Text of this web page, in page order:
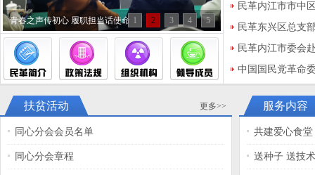
青春之声传初心 履职担当话使命 1 2 3 4 5
民革内江市市中
内江高新区支部
民革东兴区总支
民”主题教育观影
民革内江市委会
设学习交流活动
中国国民党革命
扶贫活动 更多>>
同心分会会员名单
同心分会章程
服务内容
共建爱心食
送种子 送技